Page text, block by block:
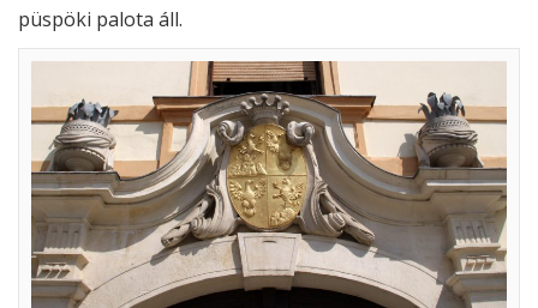
püspöki palota áll.